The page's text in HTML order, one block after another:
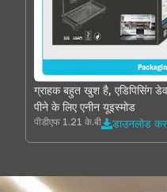
ग्राहक बहुत खुश है, एडिपिसिंग
पीने के लिए एनीन यूइस्मोड
पीडीएफ 1.21 के.बी डाउनलोड